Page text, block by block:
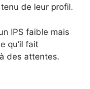
de leur profil.
IPS faible mais
qu’il fait
des attentes.